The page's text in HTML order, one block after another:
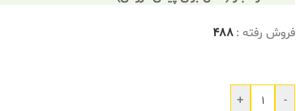
فروش رفته :488
-
+